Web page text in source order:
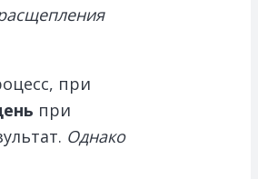
при
при
Однако